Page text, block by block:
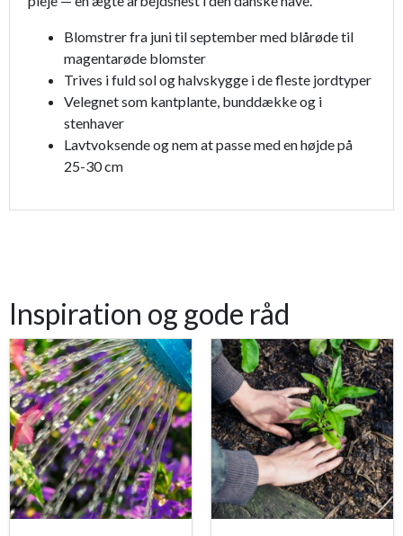
Blomstrer fra juni til september med blårøde til
magentarøde blomster
Trives i fuld sol og halvskygge i de fleste jordtyper
Velegnet som kantplante, bunddække og i
stenhaver
Lavtvoksende og nem at passe med en højde på
25-30 cm
Inspiration og gode råd